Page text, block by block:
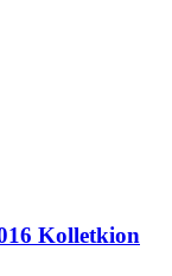
Kolletkion